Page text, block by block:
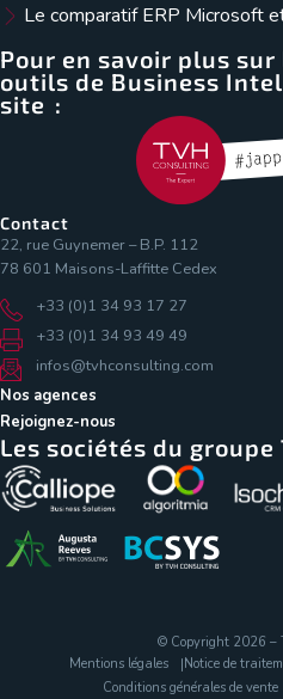
Le comparatif ERP Microsoft
Pour en savoir plus
outils de Business
site :
Contact
22, rue Guynemer – B.P. 112
78 601 Maisons-Laffitte Cedex
+33 (0)1 34 93 17 27
+33 (0)1 34 93 49 49
infos@tvhconsulting.com
Nos agences
Rejoignez-nous
Les sociétés du groupe
© Copyright 2026 –
Mentions légales
Notice de
Conditions générales de vente